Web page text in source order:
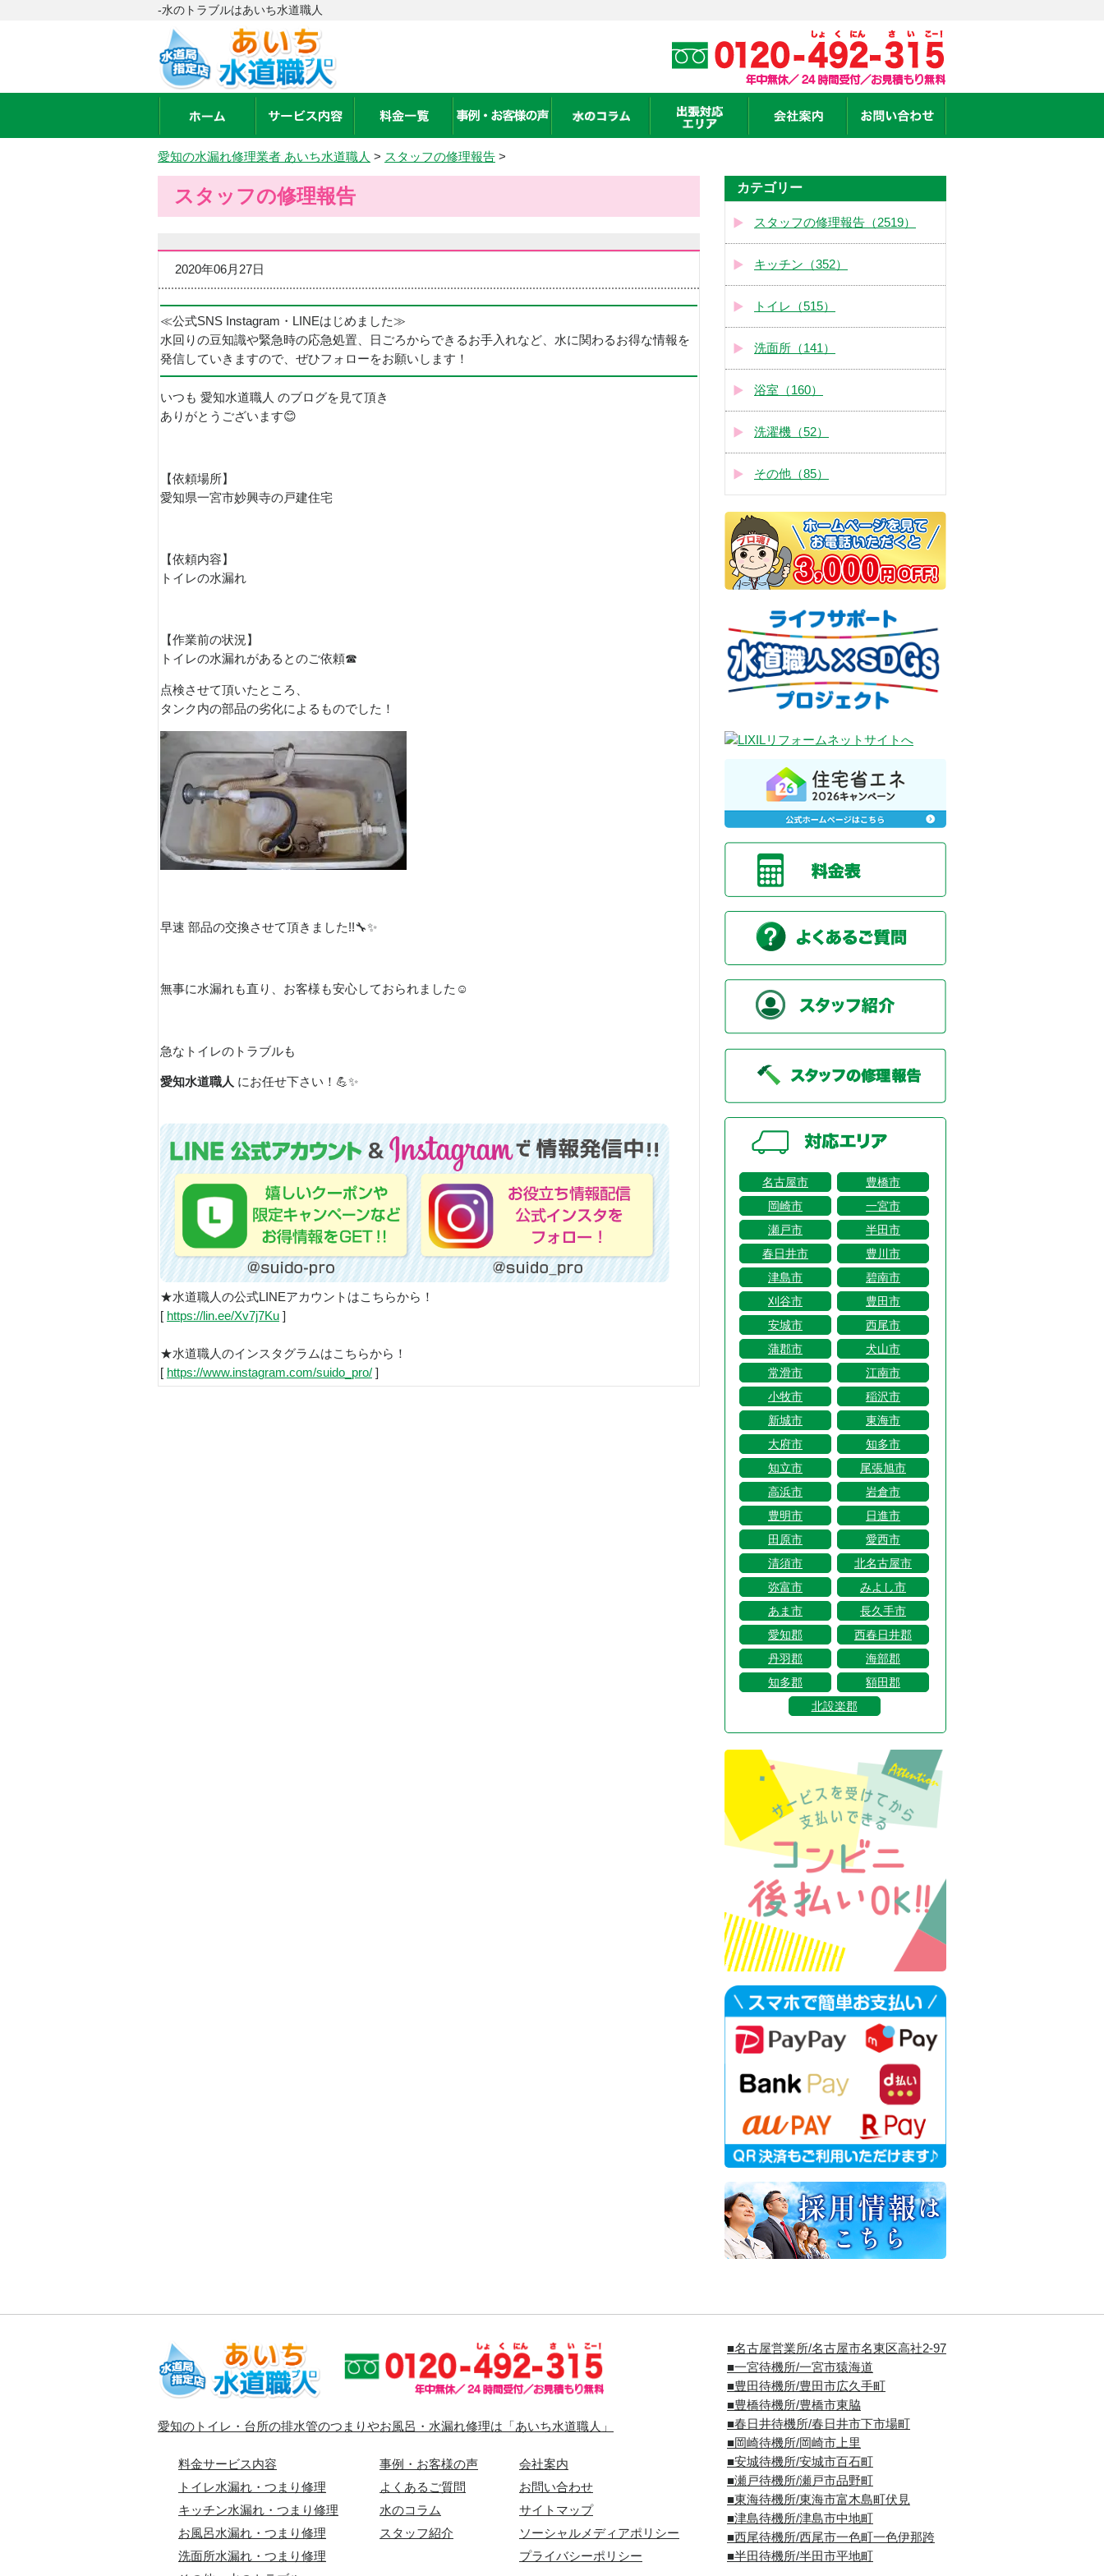
-水のトラブルはあいち水道職人
愛知の水漏れ修理業者 あいち水道職人 > スタッフの修理報告 >
スタッフの修理報告
2020年06月27日
≪公式SNS Instagram・LINEはじめました≫
水回りの豆知識や緊急時の応急処置、日ごろからできるお手入れなど、水に関わるお得な情報を
発信していきますので、ぜひフォローをお願いします！
いつも 愛知水道職人 のブログを見て頂き
ありがとうございます😊
【依頼場所】
愛知県一宮市妙興寺の戸建住宅
【依頼内容】
トイレの水漏れ
【作業前の状況】
トイレの水漏れがあるとのご依頼☎
点検させて頂いたところ、
タンク内の部品の劣化によるものでした！
早速 部品の交換させて頂きました!!🔧✨
無事に水漏れも直り、お客様も安心しておられました☺️
急なトイレのトラブルも
愛知水道職人 にお任せ下さい！💪✨
★水道職人の公式LINEアカウントはこちらから！
[ https://lin.ee/Xv7j7Ku ]
★水道職人のインスタグラムはこちらから！
[ https://www.instagram.com/suido_pro/ ]
カテゴリー
スタッフの修理報告（2519）
キッチン（352）
トイレ（515）
洗面所（141）
浴室（160）
洗濯機（52）
その他（85）
名古屋市
豊橋市
岡崎市
一宮市
瀬戸市
半田市
春日井市
豊川市
津島市
碧南市
刈谷市
豊田市
安城市
西尾市
蒲郡市
犬山市
常滑市
江南市
小牧市
稲沢市
新城市
東海市
大府市
知多市
知立市
尾張旭市
高浜市
岩倉市
豊明市
日進市
田原市
愛西市
清須市
北名古屋市
弥富市
みよし市
あま市
長久手市
愛知郡
西春日井郡
丹羽郡
海部郡
知多郡
額田郡
北設楽郡
愛知のトイレ・台所の排水管のつまりやお風呂・水漏れ修理は「あいち水道職人」
料金サービス内容
トイレ水漏れ・つまり修理
キッチン水漏れ・つまり修理
お風呂水漏れ・つまり修理
洗面所水漏れ・つまり修理
事例・お客様の声
よくあるご質問
水のコラム
スタッフ紹介
会社案内
お問い合わせ
サイトマップ
ソーシャルメディアポリシー
プライバシーポリシー
■名古屋営業所/名古屋市名東区高社2-97
■一宮待機所/一宮市猿海道
■豊田待機所/豊田市広久手町
■豊橋待機所/豊橋市東脇
■春日井待機所/春日井市下市場町
■岡崎待機所/岡崎市上里
■安城待機所/安城市百石町
■瀬戸待機所/瀬戸市品野町
■東海待機所/東海市富木島町伏見
■津島待機所/津島市中地町
■西尾待機所/西尾市一色町一色伊那跨
■半田待機所/半田市平地町